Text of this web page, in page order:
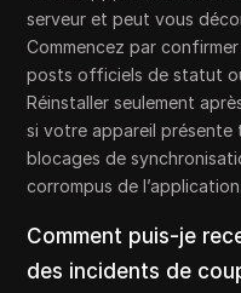
serveur et peut vous
Commencez par
posts officiels de statut
Réinstaller seulement
si votre appareil présente
blocages de
corrompus de l’application.
Comment puis-je
des incidents de